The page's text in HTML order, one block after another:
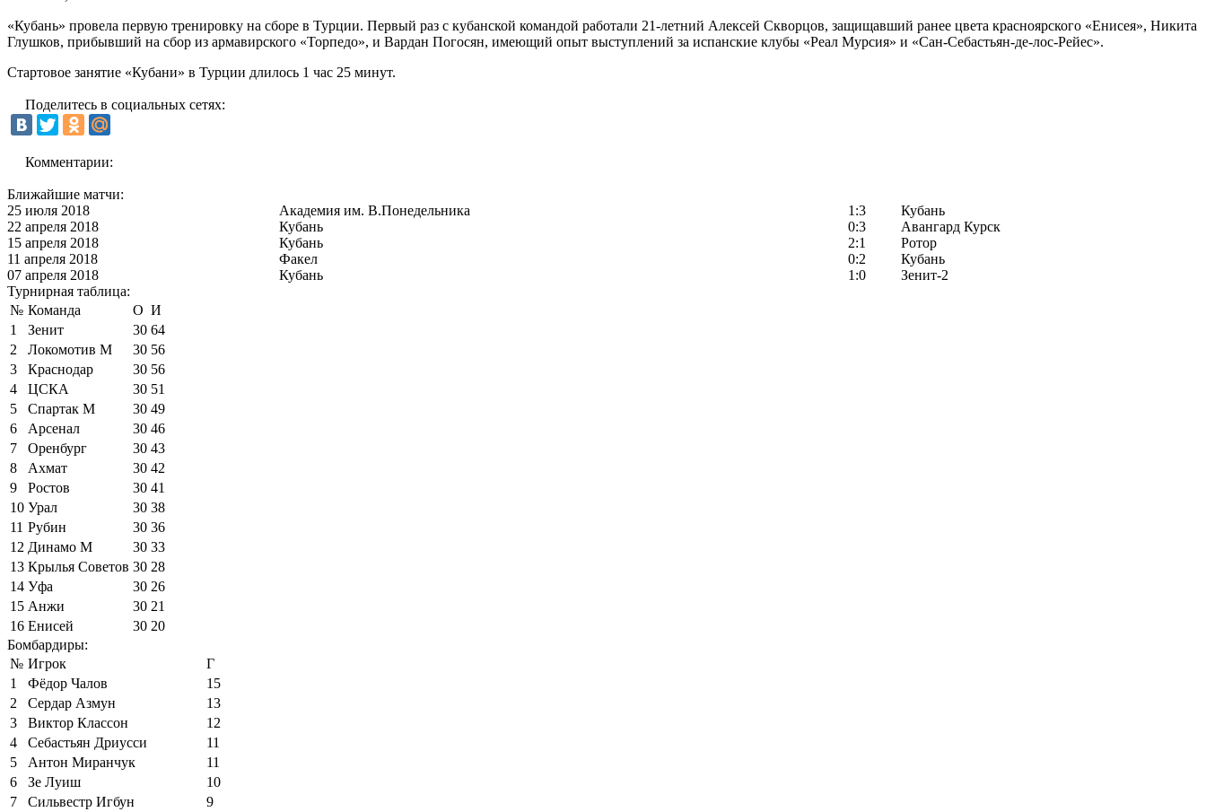
«Кубань» провела первую тренировку на сборе в Турции. Первый раз с кубанской командой работали 21-летний Алексей Скворцов, защищавший ранее цвета красноярского «Енисея», Никита
Глушков, прибывший на сбор из армавирского «Торпедо», и Вардан Погосян, имеющий опыт выступлений за испанские клубы «Реал Мурсия» и «Сан-Себастьян-де-лос-Рейес».
Стартовое занятие «Кубани» в Турции длилось 1 час 25 минут.
Поделитесь в социальных сетях:
Комментарии:
Ближайшие матчи:
25 июля 2018
Академия им. В.Понедельника 1:3
Кубань
22 апреля 2018
Кубань 0:3
Авангард Курск
15 апреля 2018
Кубань 2:1
Ротор
11 апреля 2018
Факел 0:2
Кубань
07 апреля 2018
Кубань 1:0
Зенит-2
Турнирная таблица:
№ Команда О И
1
Зенит 30 64
2
Локомотив М 30 56
3
Краснодар 30 56
4
ЦСКА 30 51
5
Спартак М 30 49
6
Арсенал 30 46
7
Оренбург 30 43
8
Ахмат 30 42
9
Ростов 30 41
10 Урал 30 38
11 Рубин 30 36
12 Динамо М 30 33
13 Крылья Советов 30 28
14 Уфа 30 26
15 Анжи 30 21
16 Енисей 30 20
Бомбардиры:
№ Игрок
Г
1
Фёдор Чалов
15
2
Сердар Азмун
13
3
Виктор Классон
12
4
Себастьян Дриусси
11
5
Антон Миранчук
11
6
Зе Луиш
10
7
Сильвестр Игбун
9